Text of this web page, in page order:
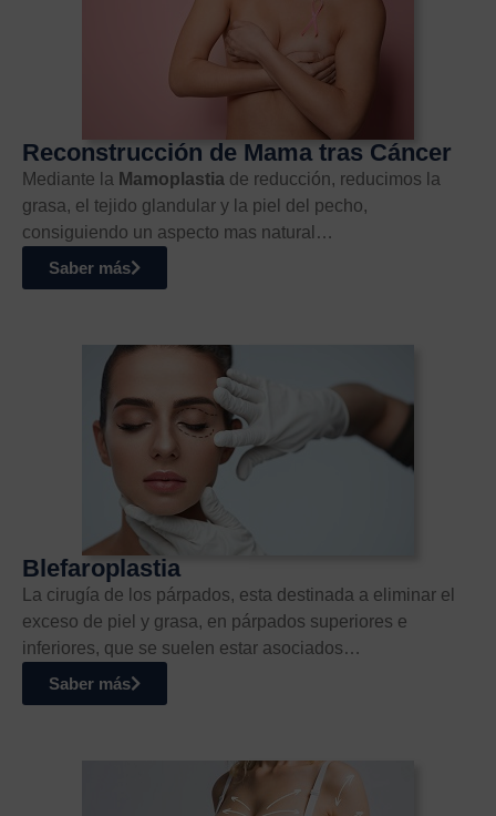
Reconstrucción de Mama tras Cáncer
Mediante la Mamoplastia de reducción, reducimos la
grasa, el tejido glandular y la piel del pecho,
consiguiendo un aspecto mas natural…
Saber más
Blefaroplastia
La cirugía de los párpados, esta destinada a eliminar el
exceso de piel y grasa, en párpados superiores e
inferiores, que se suelen estar asociados…
Saber más